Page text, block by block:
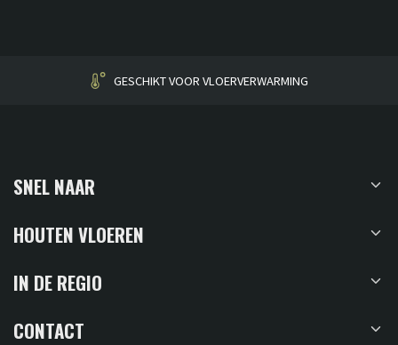
GESCHIKT VOOR VLOERVERWARMING
SNEL NAAR
HOUTEN VLOEREN
IN DE REGIO
CONTACT